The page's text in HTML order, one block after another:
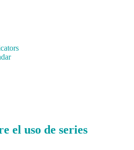
el uso de series